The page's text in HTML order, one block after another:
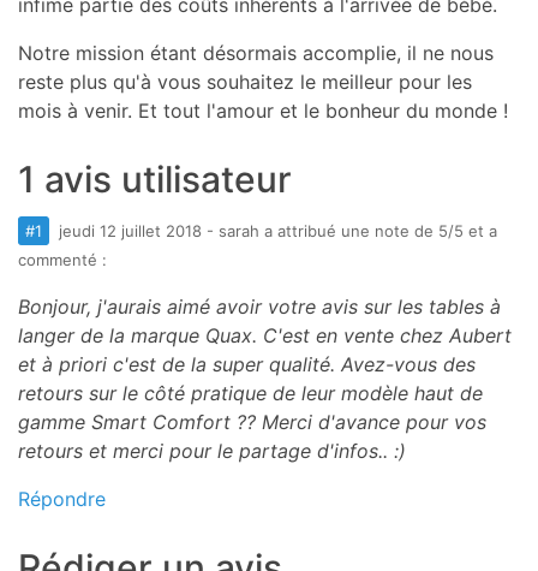
infime partie des coûts inhérents à l'arrivée de bébé.
Notre mission étant désormais accomplie, il ne nous
reste plus qu'à vous souhaitez le meilleur pour les
mois à venir. Et tout l'amour et le bonheur du monde !
1 avis utilisateur
#1 jeudi 12 juillet 2018 - sarah a attribué une note de 5/5 et a
commenté :
Bonjour, j'aurais aimé avoir votre avis sur les tables à
langer de la marque Quax. C'est en vente chez Aubert
et à priori c'est de la super qualité. Avez-vous des
retours sur le côté pratique de leur modèle haut de
gamme Smart Comfort ?? Merci d'avance pour vos
retours et merci pour le partage d'infos.. :)
Répondre